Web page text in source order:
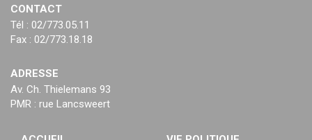
CONTACT
Tél : 02/773.05.11
Fax : 02/773.18.18
ADRESSE
Av. Ch. Thielemans 93
PMR : rue Lancsweert